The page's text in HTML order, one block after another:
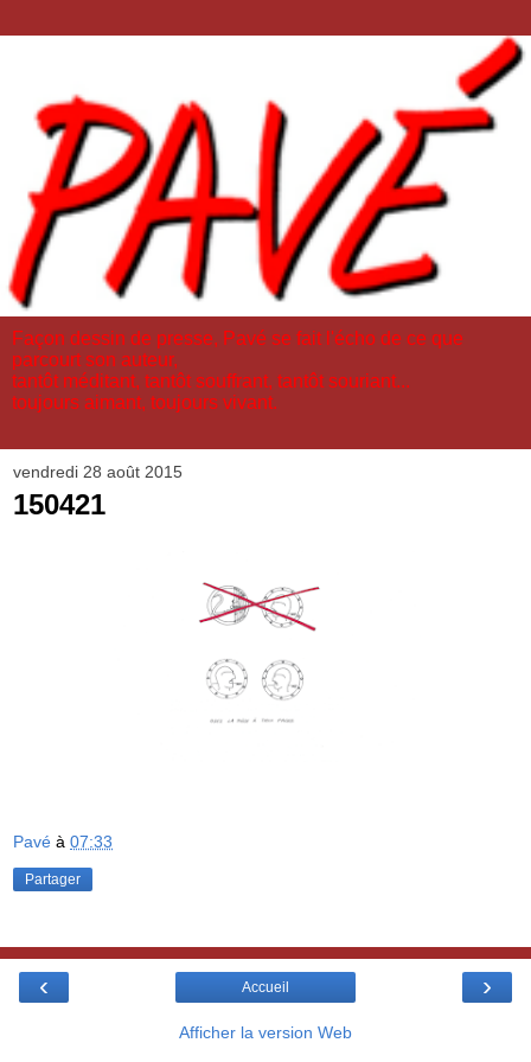
Façon dessin de presse, Pavé se fait l'écho de ce que
parcourt son auteur,
tantôt méditant, tantôt souffrant, tantôt souriant...
toujours aimant, toujours vivant.
vendredi 28 août 2015
150421
Pavé à 07:33
Partager
‹ ›
Accueil
Afficher la version Web